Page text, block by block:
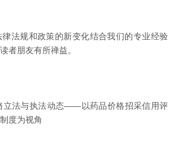
法规和政策的新变化结合我们的专业经验
者朋友有所禅益。
立法与执法动态——以药品价格招采信用评
度为视角